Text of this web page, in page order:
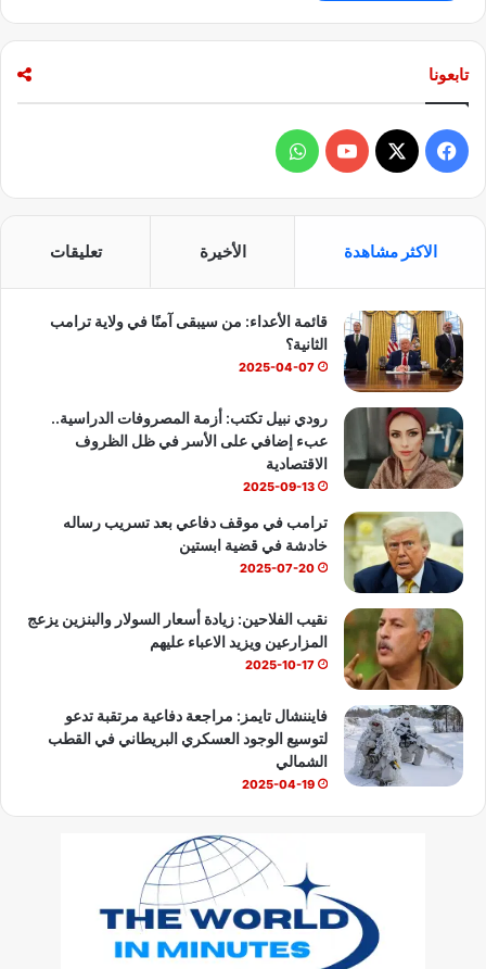
تابعونا
ي
و
ك
X
Y
T
u
e
ا
ا
ب
الاكثر مشاهدة الأخيرة تعليقات
قائمة الأعداء: من سيبقى آمنًا في ولاية ترامب
الثانية؟
2025-04-07
رودي نبيل تكتب: أزمة المصروفات الدراسية..
عبء إضافي على الأسر في ظل الظروف
الاقتصادية
2025-09-13
ترامب في موقف دفاعي بعد تسريب رساله
خادشة في قضية ابستين
2025-07-20
نقيب الفلاحين: زيادة أسعار السولار والبنزين يزعج
المزارعين ويزيد الاعباء عليهم
2025-10-17
فايننشال تايمز: مراجعة دفاعية مرتقبة تدعو
لتوسيع الوجود العسكري البريطاني في القطب
الشمالي
2025-04-19